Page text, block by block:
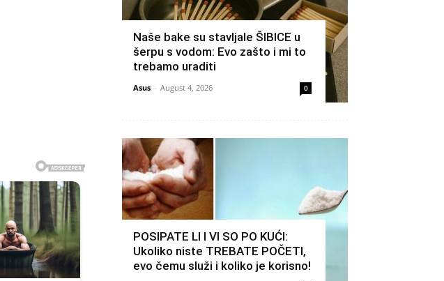
Naše bake su stavljale ŠIBICE u
šerpu s vodom: Evo zašto i mi to
trebamo uraditi
Asus - August 4, 2026 0
POSIPATE LI I VI SO PO KUĆI:
Ukoliko niste TREBATE POČETI,
evo čemu služi i koliko je korisno!